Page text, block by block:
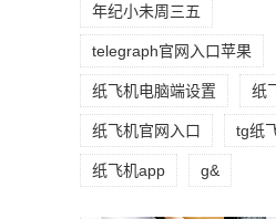
年纪小未周三五
telegraph官网入口苹果
纸飞机电脑端设置 纸
纸飞机官网入口 tg纸
纸飞机app g&